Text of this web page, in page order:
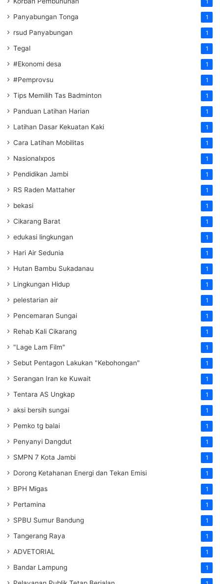
1
Panyabungan Tonga 1
rsud Panyabungan 1
Tegal 1
#Ekonomi desa 1
#Pemprovsu 1
Tips Memilih Tas Badminton 1
Panduan Latihan Harian 1
Latihan Dasar Kekuatan Kaki 1
Cara Latihan Mobilitas 1
Nasionalxpos 1
Pendidikan Jambi 1
RS Raden Mattaher 1
bekasi 1
Cikarang Barat 1
edukasi lingkungan 1
Hari Air Sedunia 1
Hutan Bambu Sukadanau 1
Lingkungan Hidup 1
pelestarian air 1
Pencemaran Sungai 1
Rehab Kali Cikarang 1
"Lage Lam Film" 1
Sebut Pentagon Lakukan "Kebohongan" 1
Serangan Iran ke Kuwait 1
Tentara AS Ungkap 1
aksi bersih sungai 1
Pemko tg balai 1
Penyanyi Dangdut 1
SMPN 7 Kota Jambi 1
Dorong Ketahanan Energi dan Tekan Emisi 1
BPH Migas 1
Pertamina 1
SPBU Sumur Bandung 1
Tangerang Raya 1
ADVETORIAL 1
Bandar Lampung 1